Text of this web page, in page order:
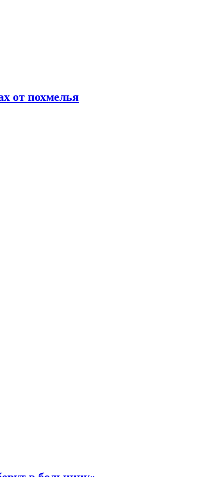
от похмелья